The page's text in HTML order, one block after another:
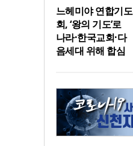
느헤미야 연합기도
회, ‘왕의 기도’로
나라·한국교회·다
음세대 위해 합심